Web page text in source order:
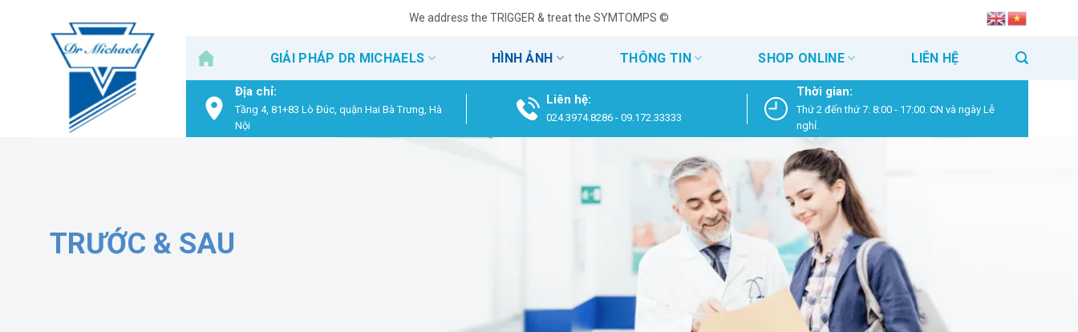
We address the TRIGGER & treat the SYMTOMPS ©
GIẢI PHÁP DR MICHAELS HÌNH ẢNH THÔNG TIN SHOP ONLINE LIÊN HỆ
Địa chỉ:
Tầng 4, 81+83 Lò Đúc, quận Hai Bà Trưng, Hà
Nội
Liên hệ:
024.3974.8286- 09.172.33333
Thời gian:
Thứ 2 đến thứ 7: 8:00 - 17:00. CN và ngày Lễ
nghỉ.
TRƯỚC & SAU